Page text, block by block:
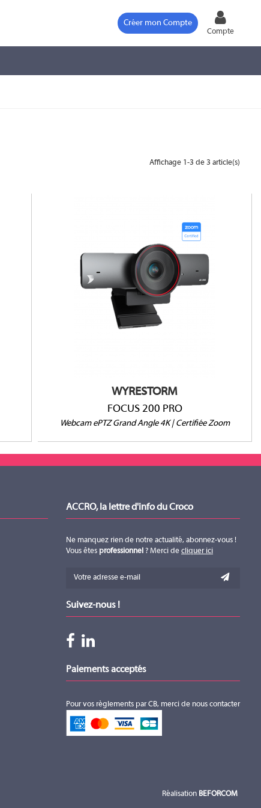
Créer mon Compte
Compte
Affichage 1-3 de 3 article(s)
WYRESTORM
FOCUS 200 PRO
Webcam ePTZ Grand Angle 4K | Certifiée Zoom
FOCUS 200 PRO
Grand angle 120°
Cadrage automatique
2 micros
ACCRO, la lettre d'info du Croco
Ne manquez rien de notre actualité, abonnez-vous !
Vous êtes professionnel ? Merci de cliquer ici
Suivez-nous !
Paiements acceptés
Pour vos règlements par CB, merci de nous contacter
Réalisation BEFORCOM